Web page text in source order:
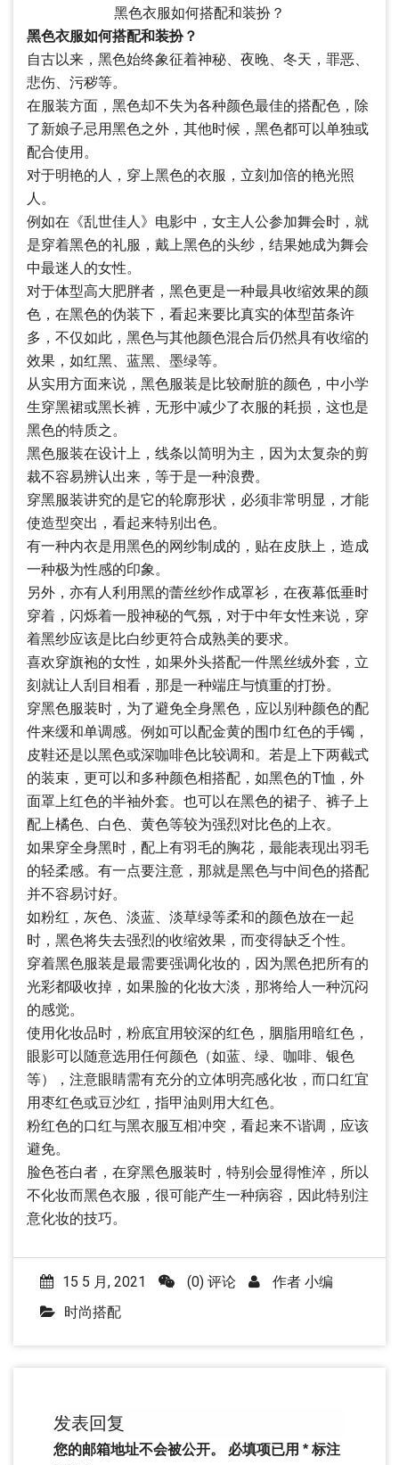
黑色衣服如何搭配和装扮？
黑色衣服如何搭配和装扮？
自古以来，黑色始终象征着神秘、夜晚、冬天，罪恶、
悲伤、污秽等。
在服装方面，黑色却不失为各种颜色最佳的搭配色，除
了新娘子忌用黑色之外，其他时候，黑色都可以单独或
配合使用。
对于明艳的人，穿上黑色的衣服，立刻加倍的艳光照
人。
例如在《乱世佳人》电影中，女主人公参加舞会时，就
是穿着黑色的礼服，戴上黑色的头纱，结果她成为舞会
中最迷人的女性。
对于体型高大肥胖者，黑色更是一种最具收缩效果的颜
色，在黑色的伪装下，看起来要比真实的体型苗条许
多，不仅如此，黑色与其他颜色混合后仍然具有收缩的
效果，如红黑、蓝黑、墨绿等。
从实用方面来说，黑色服装是比较耐脏的颜色，中小学
生穿黑裙或黑长裤，无形中减少了衣服的耗损，这也是
黑色的特质之。
黑色服装在设计上，线条以简明为主，因为太复杂的剪
裁不容易辨认出来，等于是一种浪费。
穿黑服装讲究的是它的轮廓形状，必须非常明显，才能
使造型突出，看起来特别出色。
有一种内衣是用黑色的网纱制成的，贴在皮肤上，造成
一种极为性感的印象。
另外，亦有人利用黑的蕾丝纱作成罩衫，在夜幕低垂时
穿着，闪烁着一股神秘的气氛，对于中年女性来说，穿
着黑纱应该是比白纱更符合成熟美的要求。
喜欢穿旗袍的女性，如果外头搭配一件黑丝绒外套，立
刻就让人刮目相看，那是一种端庄与慎重的打扮。
穿黑色服装时，为了避免全身黑色，应以别种颜色的配
件来缓和单调感。例如可以配金黄的围巾红色的手镯，
皮鞋还是以黑色或深咖啡色比较调和。若是上下两截式
的装束，更可以和多种颜色相搭配，如黑色的T恤，外
面罩上红色的半袖外套。也可以在黑色的裙子、裤子上
配上橘色、白色、黄色等较为强烈对比色的上衣。
如果穿全身黑时，配上有羽毛的胸花，最能表现出羽毛
的轻柔感。有一点要注意，那就是黑色与中间色的搭配
并不容易讨好。
如粉红，灰色、淡蓝、淡草绿等柔和的颜色放在一起
时，黑色将失去强烈的收缩效果，而变得缺乏个性。
穿着黑色服装是最需要强调化妆的，因为黑色把所有的
光彩都吸收掉，如果脸的化妆大淡，那将给人一种沉闷
的感觉。
使用化妆品时，粉底宜用较深的红色，胭脂用暗红色，
眼影可以随意选用任何颜色（如蓝、绿、咖啡、银色
等），注意眼睛需有充分的立体明亮感化妆，而口红宜
用枣红色或豆沙红，指甲油则用大红色。
粉红色的口红与黑衣服互相冲突，看起来不谐调，应该
避免。
脸色苍白者，在穿黑色服装时，特别会显得惟淬，所以
不化妆而黑色衣服，很可能产生一种病容，因此特别注
意化妆的技巧。
15 5 月, 2021 (0) 评论 作者 小编
时尚搭配
发表回复
您的邮箱地址不会被公开。 必填项已用 * 标注